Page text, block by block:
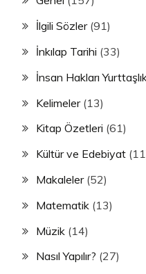
İlgili Sözler(91)
İnkılap Tarihi (33)
İnsan Hakları
Kelimeler(13)
Kitap Özetleri (61)
Kültür ve Edebiyat
Makaleler(52)
Matematik (13)
Müzik (14)
Nasıl Yapılır? (27)